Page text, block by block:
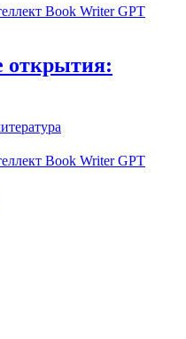
Book Writer GPT
открытия:
Book Writer GPT